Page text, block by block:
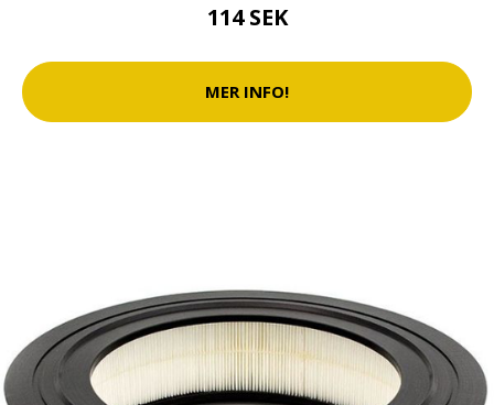
114 SEK
MER INFO!